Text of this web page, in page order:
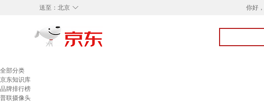
◇
送至： 北京 你好，
全部分类
京东知识库
品牌排行榜
普联摄像头